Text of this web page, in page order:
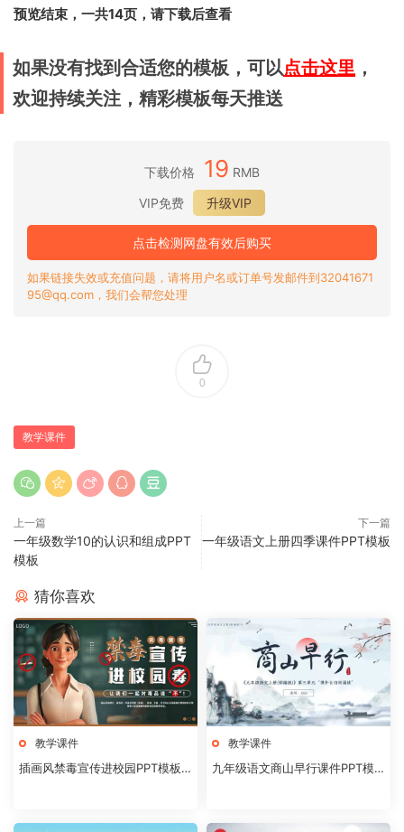
预览结束，一共14页，请下载后查看
如果没有找到合适您的模板，可以点击这里 ，
欢迎持续关注，精彩模板每天推送
下载价格 19 RMB
VIP免费
升级VIP
点击检测网盘有效后购买
如果链接失效或充值问题，请将用户名或订单号发邮件到32041671
95@qq.com，我们会帮您处理
0
教学课件
上一篇
一年级数学10的认识和组成PPT
模板
下一篇
一年级语文上册四季课件PPT模板
猜你喜欢
教学课件
插画风禁毒宣传进校园PPT模板2
教学课件
九年级语文商山早行课件PPT模